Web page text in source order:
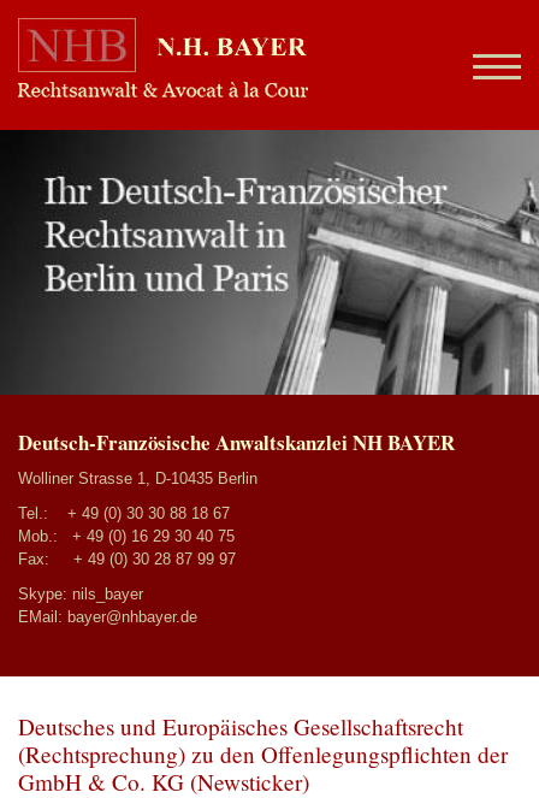
Deutsch-Französische Anwaltskanzlei NH BAYER
Wolliner Strasse 1, D-10435 Berlin
Tel.: + 49 (0) 30 30 88 18 67
Mob.: + 49 (0) 16 29 30 40 75
Fax: + 49 (0) 30 28 87 99 97
Skype: nils_bayer
EMail: bayer@nhbayer.de
Deutsches und Europäisches Gesellschaftsrecht
(Rechtsprechung) zu den Offenlegungspflichten der
GmbH & Co. KG (Newsticker)